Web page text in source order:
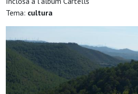
Tema: cultura